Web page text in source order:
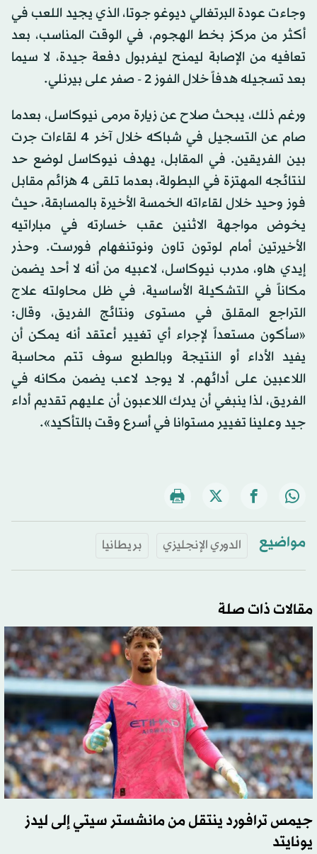
وجاءت عودة البرتغالي ديوغو جوتا، الذي يجيد اللعب في
أكثر من مركز بخط الهجوم، في الوقت المناسب، بعد
تعافيه من الإصابة ليمنح ليفربول دفعة جيدة، لا سيما
بعد تسجيله هدفاً خلال الفوز 2 - صفر على بيرنلي.
ورغم ذلك، يبحث صلاح عن زيارة مرمى نيوكاسل، بعدما
صام عن التسجيل في شباكه خلال آخر 4 لقاءات جرت
بين الفريقين. في المقابل، يهدف نيوكاسل لوضع حد
لنتائجه المهتزة في البطولة، بعدما تلقى 4 هزائم مقابل
فوز وحيد خلال لقاءاته الخمسة الأخيرة بالمسابقة، حيث
يخوض مواجهة الاثنين عقب خسارته في مباراتيه
الأخيرتين أمام لوتون تاون ونوتنغهام فورست. وحذر
إيدي هاو، مدرب نيوكاسل، لاعبيه من أنه لا أحد يضمن
مكاناً في التشكيلة الأساسية، في ظل محاولته علاج
التراجع المقلق في مستوى ونتائج الفريق، وقال:
«سأكون مستعداً لإجراء أي تغيير أعتقد أنه يمكن أن
يفيد الأداء أو النتيجة وبالطبع سوف تتم محاسبة
اللاعبين على أدائهم. لا يوجد لاعب يضمن مكانه في
الفريق، لذا ينبغي أن يدرك اللاعبون أن عليهم تقديم أداء
جيد وعلينا تغيير مستوانا في أسرع وقت بالتأكيد».
مواضيع الدوري الإنجليزي بريطانيا
مقالات ذات صلة
جيمس ترافورد ينتقل من مانشستر سيتي إلى ليدز
يونايتد